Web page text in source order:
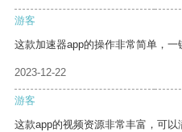
游客
这款加速器app的操作非常简单，一
2023-12-22
游客
这款app的视频资源非常丰富，可以